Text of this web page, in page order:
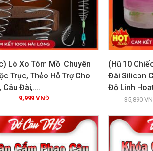
Xem chi tiết
Lò Xo Tóm Mồi Chuyên
Trục, Thẻo Hỗ Trợ Cho
Câu Đài,….
9,999 VNĐ
(Hũ 10
Đài Silicon
Độ Linh
35,890
GIẢM GIÁ!